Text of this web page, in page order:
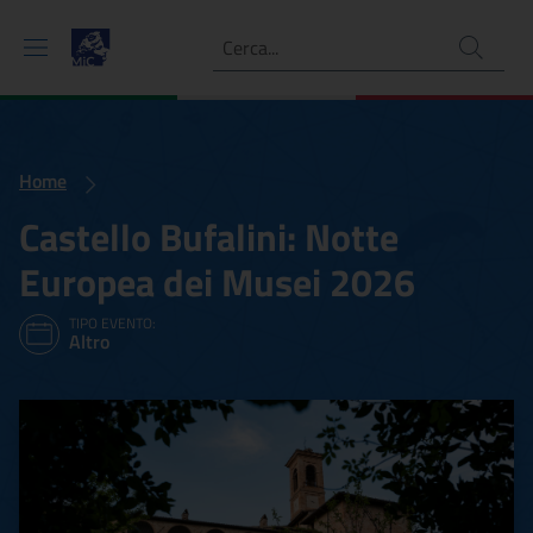
Ricerca
Home
Castello Bufalini: Notte
Europea dei Musei 2026
TIPO EVENTO:
Altro
Castello Bufalini: Notte